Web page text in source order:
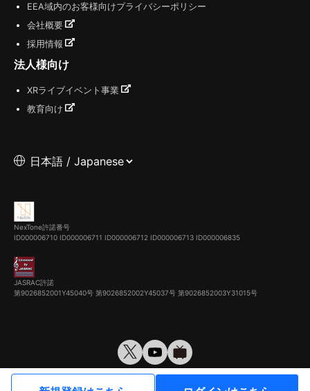
EEA域内のお客様向けプライバシーポリシー
会社概要
採用情報
法人様向け
XRライブイベント事業
教育向け
NexTone許諾番号
ID000006710 ID000006711 ID000006712 ID000006713 ID000006835
JASRAC許諾
第9026852001Y45040号 第9026852002Y45037号 第9026852003Y31015号
© VirtualCast, Inc. All rights reserved.